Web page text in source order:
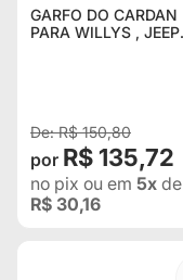
GARFO DO CARDAN
PARA WILLYS , JEEP
R$ 150,80
R$ 135,72
no pix ou em 5x de
R$ 30,16